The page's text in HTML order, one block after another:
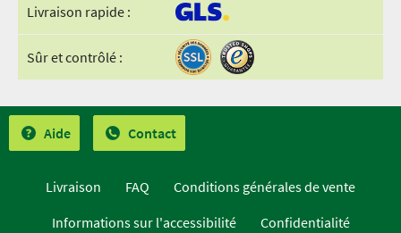
Livraison rapide :
Sûr et contrôlé :
Aide Contact
Livraison FAQ
Conditions générales de vente
Informations sur l'accessibilité
Confidentialité